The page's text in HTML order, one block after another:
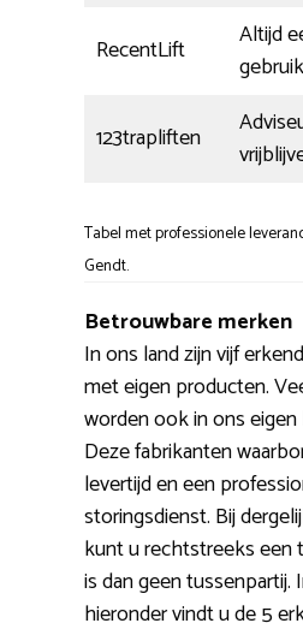
RecentLift
Altijd
123trapliften
Tabel met professionele
Gendt.
Betrouwbare merken
In ons land zijn vijf
met eigen producten.
worden ook in ons
Deze fabrikanten
levertijd en een
storingsdienst. Bij
kunt u rechtstreeks een
is dan geen tussenpartij.
hieronder vindt u de 5